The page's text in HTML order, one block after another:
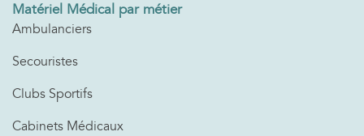
Matériel Médical par métier
Ambulanciers
Secouristes
Clubs Sportifs
Cabinets Médicaux